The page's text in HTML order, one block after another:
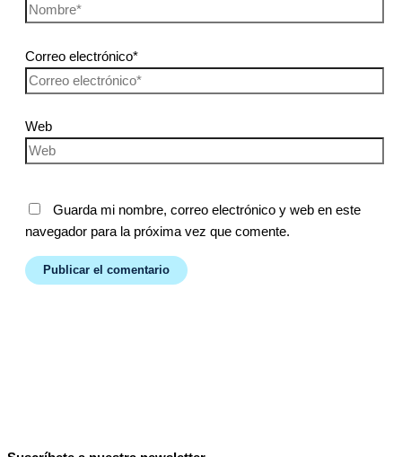
Correo electrónico*
Web
Guarda mi nombre, correo electrónico y web en este
navegador para la próxima vez que comente.